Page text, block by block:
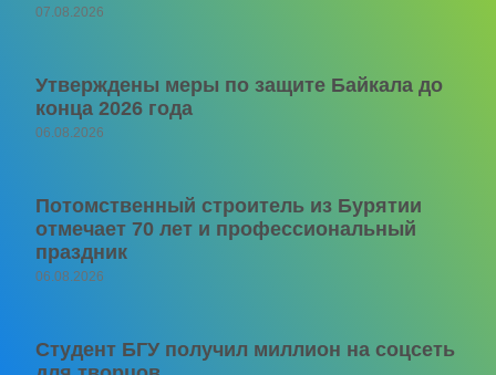
07.08.2026
Утверждены меры по защите Байкала до
конца 2026 года
06.08.2026
Потомственный строитель из Бурятии
отмечает 70 лет и профессиональный
праздник
06.08.2026
Студент БГУ получил миллион на соцсеть